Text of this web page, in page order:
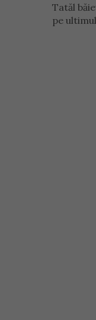
Tatăl
pe